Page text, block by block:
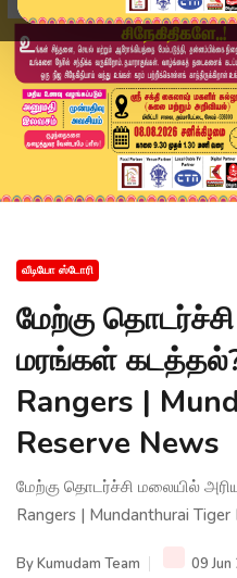
வீடியோ ஸ்டோரி
மேற்கு
மரங்கள்
Rangers |
Reserve News
மேற்கு தொடர்ச்சி மலையில்
Rangers | Mundanthurai
ByKumudam Team
09